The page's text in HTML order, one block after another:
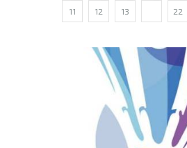
11 12 13 22